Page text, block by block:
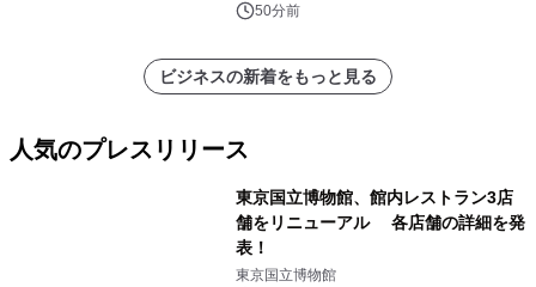
50分前
ビジネスの新着をもっと見る
人気のプレスリリース
東京国立博物館、館内レストラン3店
舗をリニューアル 各店舗の詳細を発
表！
東京国立博物館